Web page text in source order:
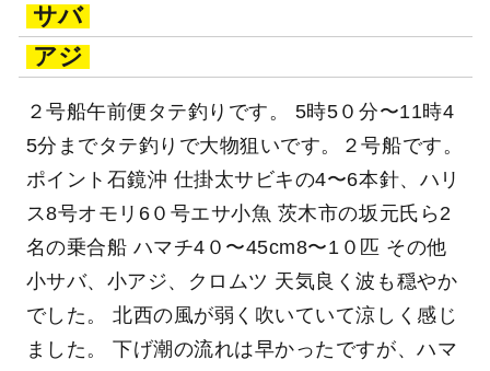
サバ
アジ
２号船午前便タテ釣りです。 5時5０分〜11時4
5分までタテ釣りで大物狙いです。２号船です。
ポイント石鏡沖 仕掛太サビキの4〜6本針、ハリ
ス8号オモリ6０号エサ小魚 茨木市の坂元氏ら2
名の乗合船 ハマチ4０〜45cm8〜1０匹 その他
小サバ、小アジ、クロムツ 天気良く波も穏やか
でした。 北西の風が弱く吹いていて涼しく感じ
ました。 下げ潮の流れは早かったですが、ハマ